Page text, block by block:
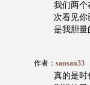
我们两个
次看见
是我胆量
作者： sansan33
真的是时